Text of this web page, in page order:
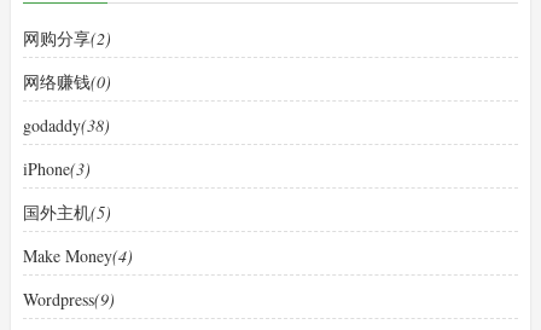
网购分享(2)
网络赚钱(0)
godaddy(38)
iPhone(3)
国外主机(5)
Make Money(4)
Wordpress(9)